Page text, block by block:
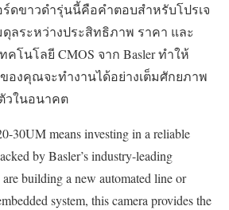
ดขาวดำรุ่นนี้คือคำตอบสำหรับโปรเจ
ลระหว่างประสิทธิภาพ ราคา และ
โนโลยี CMOS จาก Basler ทำให้
องคุณจะทำงานได้อย่างเต็มศักยภาพ
วในอนาคต
30UM means investing in a reliable
by Basler’s industry-leading
building a new automated line or
system, this camera provides the